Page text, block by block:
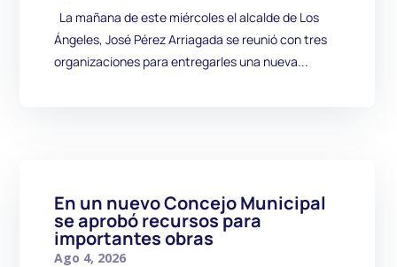
La mañana de este miércoles el alcalde de Los
Ángeles, José Pérez Arriagada se reunió con tres
organizaciones para entregarles una nueva...
En un nuevo Concejo Municipal
se aprobó recursos para
importantes obras
Ago 4, 2026